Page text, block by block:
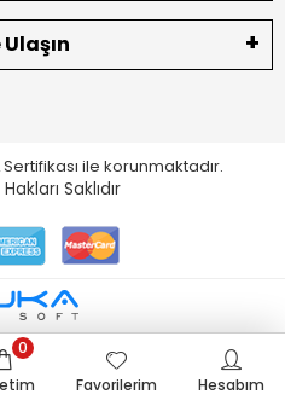
ile korunmaktadır.
Saklıdır
0
Favorilerim
Hesabım